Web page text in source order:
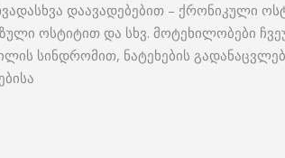
დაავადებებით – ქრონიკული
ოსტიტით და სხვ. მოტეხილობები
სინდრომით, ნატეხების